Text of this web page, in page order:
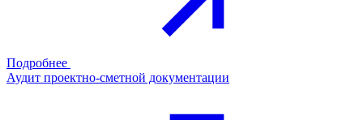
Подробнее
Аудит проектно-сметной документации